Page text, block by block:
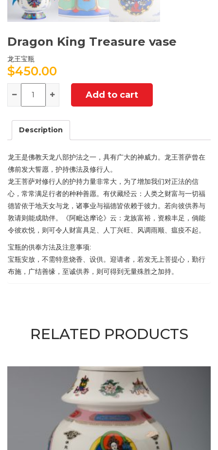
Dragon King Treasure vase
龙王宝瓶
$450.00
Add to cart
Description
龙王是佛教天龙八部护法之一，具有广大的神威力。龙王菩萨曾在
佛前发大誓愿，护持佛法及修行人。
龙王菩萨对修行人的护持力量非常大，为了增加我们对正法的信
心，常常满足行者的种种善愿。有伏藏经云：人类之财富与一切福
德皆依于地天女与龙，诸事业与福德皆依赖于彼力。若向彼供养与
敦请则能成助伴。《阿毗达摩论》云：龙族富裕，资粮丰足，倘能
令彼欢悦，则可令人财富具足、人丁兴旺、风调雨顺、瘟疫不起。
宝瓶的供奉方法及注意事项:
宝瓶安放，不需特意烧香、设供。迎请者，若发无上菩提心，勤行
布施，广结善缘，至诚供养，则可得到无量殊胜之加持。
RELATED PRODUCTS